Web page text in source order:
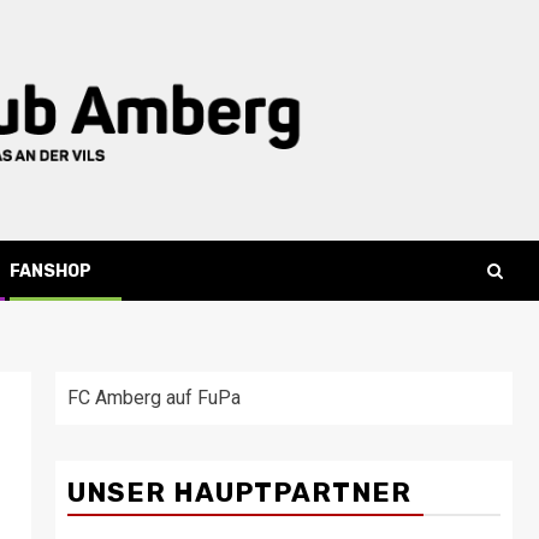
FANSHOP
FC Amberg auf FuPa
UNSER HAUPTPARTNER